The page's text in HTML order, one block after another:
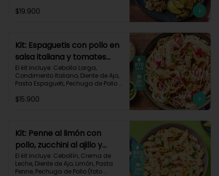
Receta impresa.
$19.900
Kit: Espaguetis con pollo en
salsa italiana y tomates
uvalina-129
El kit incluye: Cebolla Larga,
Condimento Italiano, Diente de Ajo,
Pasta Espagueti, Pechuga de Pollo
Parmesano, Tomate Tipo Cherry,
Proteínas 49g
$15.900
Kit: Penne al limón con
pollo, zucchini al ajillo y
cebollín-111
El kit incluye: Cebollín, Crema de
Leche, Diente de Ajo, Limón, Pasta
Penne, Pechuga de Pollo (foto